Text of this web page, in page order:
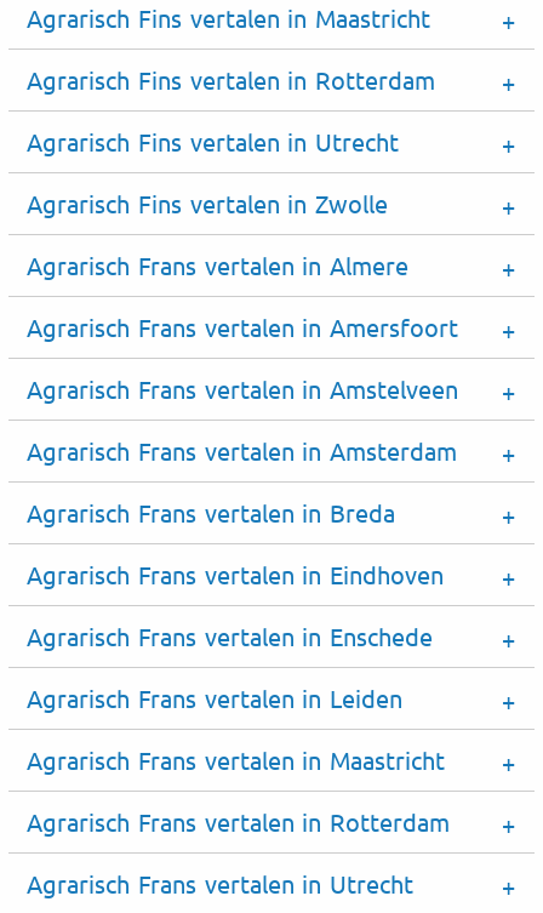
Agrarisch Fins vertalen in Maastricht
Agrarisch Fins vertalen in Rotterdam
Agrarisch Fins vertalen in Utrecht
Agrarisch Fins vertalen in Zwolle
Agrarisch Frans vertalen in Almere
Agrarisch Frans vertalen in Amersfoort
Agrarisch Frans vertalen in Amstelveen
Agrarisch Frans vertalen in Amsterdam
Agrarisch Frans vertalen in Breda
Agrarisch Frans vertalen in Eindhoven
Agrarisch Frans vertalen in Enschede
Agrarisch Frans vertalen in Leiden
Agrarisch Frans vertalen in Maastricht
Agrarisch Frans vertalen in Rotterdam
Agrarisch Frans vertalen in Utrecht